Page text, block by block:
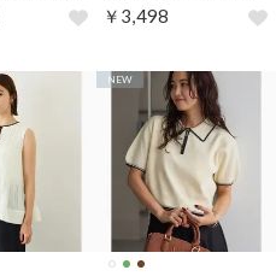
￥3,498
NEW